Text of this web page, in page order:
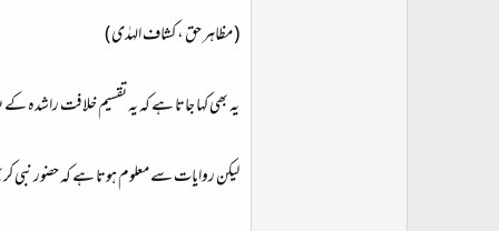
( مظاہر حق ، کشاف الہدٰی )
یہ بھی کہا جاتا ہے کہ یہ تقسیم خلافت
لیکن روایات سے معلوم ہوتا ہے کہ حضور نبی